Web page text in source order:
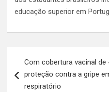
educação superior em
de
Post
Com cobertura vacinal de
proteção contra a gripe
respiratório